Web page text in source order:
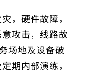
，硬件故障，
攻击，线路故
场地及设备破
期内部演练，